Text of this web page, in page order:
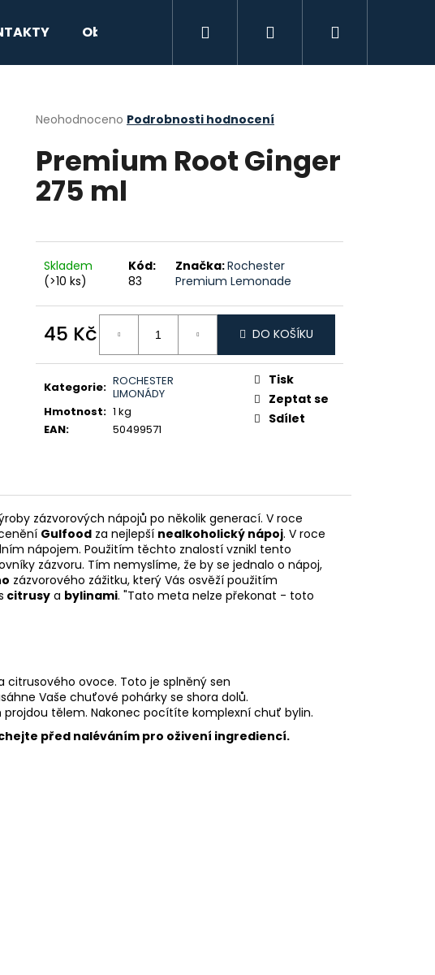
Obchodní podmínky Podmínky ochrany
Přihlášení
Průměrné
produktu
je
0,0
z
Neohodnoceno Podrobnosti hodnocení
Premium Root Ginger
275 ml
Skladem
(>10 ks)
Kód:
83
Značka:Rochester
Premium Lemonade
45 Kč
cena:
DO KOŠÍKU
Kategorie: ROCHESTER
LIMONÁDY
Hmotnost: 1 kg
EAN: 50499571
Tisk
Zeptat se
Sdílet
zázvorových nápojů po několik generací. V roce
Gulfood za nejlepší nealkoholický nápoj. V roce
nápojem. Použitím těchto znalostí vznikl tento
zázvoru. Tím nemyslíme, že by se jednalo o nápoj,
zázvorového zážitku, který Vás osvěží použitím
citrusy a bylinami. "Tato meta nelze překonat - toto
citrusového ovoce. Toto je splněný sen
Vaše chuťové pohárky se shora dolů.
tělem. Nakonec pocítíte komplexní chuť bylin.
před naléváním pro oživení ingrediencí.
Následující
SEÑOR WEBER ORO 0,7L 38%